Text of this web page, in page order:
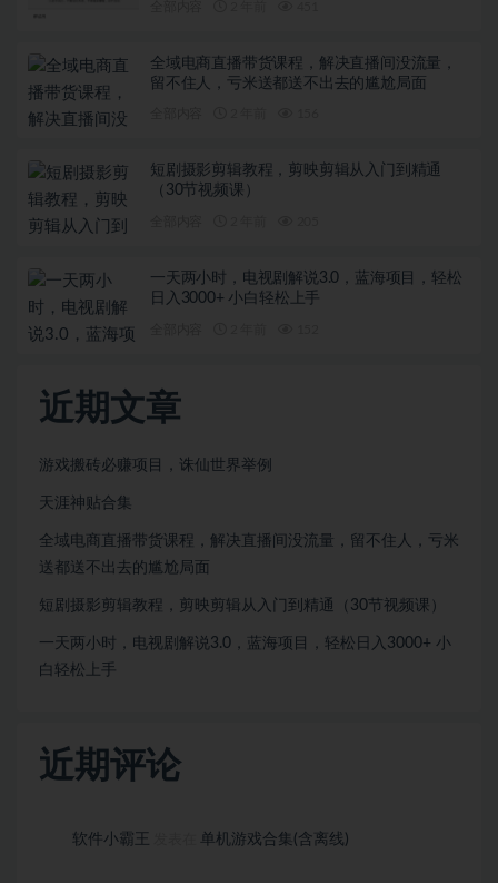
全域电商直播带货课程，解决直播间没流量，
留不住人，亏米送都送不出去的尴尬局面
短剧摄影剪辑教程，剪映剪辑从入门到精通
（30节视频课）
一天两小时，电视剧解说3.0，蓝海项目，轻松
日入3000+ 小白轻松上手
近期文章
游戏搬砖必赚项目，诛仙世界举例
天涯神贴合集
全域电商直播带货课程，解决直播间没流量，留不住人，亏米
送都送不出去的尴尬局面
短剧摄影剪辑教程，剪映剪辑从入门到精通（30节视频课）
一天两小时，电视剧解说3.0，蓝海项目，轻松日入3000+ 小
白轻松上手
近期评论
软件小霸王 单机游戏合集(含离线)